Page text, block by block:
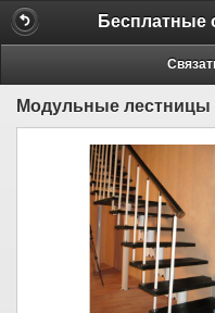
Модульные лестницы